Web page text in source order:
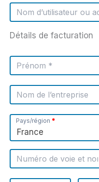
Sous-total
Détails de facturation
Pays/région *
France